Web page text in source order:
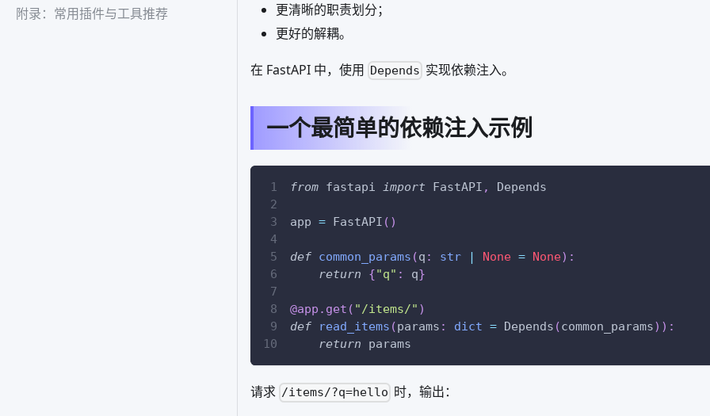
附录：常用插件与工具推荐
更清晰的职责划分；
更好的解耦。
在 FastAPI 中，使用 Depends 实现依赖注入。
一个最简单的依赖注入示例
from fastapi import FastAPI , Depends
app = FastAPI ( )
def common_params (q : str | None = None) :
return
{"q" : q}
@app . get ( "/items/" )
def
read_items (params : dict = Depends (common_params) ) :
return params
请求 /items/?q=hello 时，输出：